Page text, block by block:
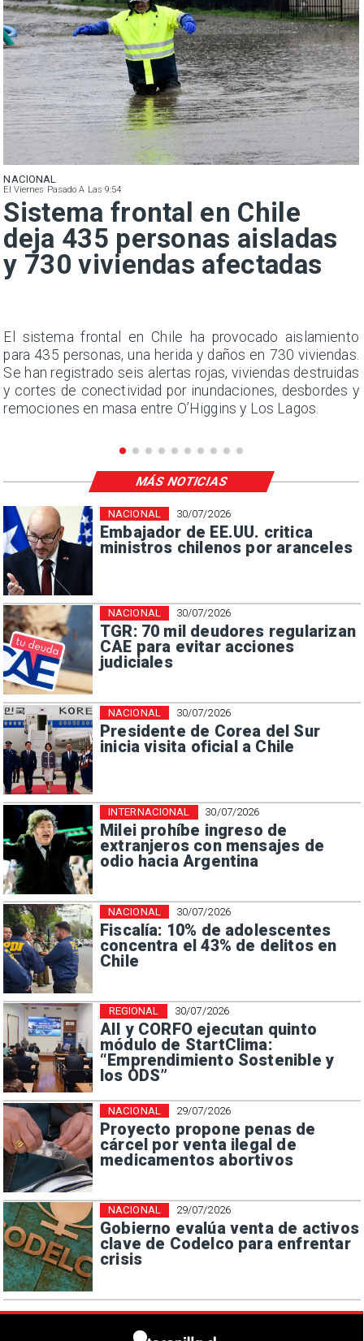
NACIONAL
El Viernes Pasado A Las 9:54
Sistema frontal en Chile
deja 435 personas aisladas
y 730 viviendas afectadas
El sistema frontal en Chile ha provocado aislamiento
para 435 personas, una herida y daños en 730 viviendas.
Se han registrado seis alertas rojas, viviendas destruidas
y cortes de conectividad por inundaciones, desbordes y
remociones en masa entre O’Higgins y Los Lagos.
30/07/2026
Embajador de EE.UU. critica
ministros chilenos por aranceles
NACIONAL
30/07/2026
TGR: 70 mil deudores regularizan
CAE para evitar acciones
judiciales
NACIONAL
30/07/2026
Presidente de Corea del Sur
inicia visita oficial a Chile
NACIONAL
30/07/2026
Milei prohíbe ingreso de
extranjeros con mensajes de
odio hacia Argentina
INTERNACIONAL
30/07/2026
Fiscalía: 10% de adolescentes
concentra el 43% de delitos en
Chile
NACIONAL
30/07/2026
AII y CORFO ejecutan quinto
módulo de StartClima:
“Emprendimiento Sostenible y
los ODS”
REGIONAL
29/07/2026
Proyecto propone penas de
cárcel por venta ilegal de
medicamentos abortivos
NACIONAL
29/07/2026
Gobierno evalúa venta de activos
clave de Codelco para enfrentar
crisis
NACIONAL
MÁS NOTICIAS